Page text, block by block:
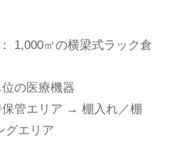
1,000㎡の横梁式ラック倉
の医療機器
管エリア → 棚入れ／棚
グエリア